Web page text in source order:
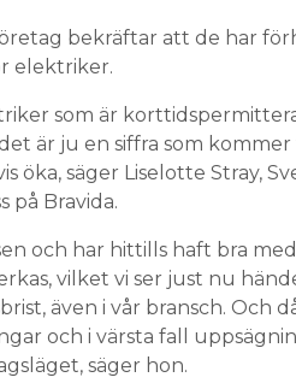
bekräftar att de har
elektriker.
som är
är ju en siffra som
öka, säger Liselotte Stray,
på Bravida.
och har hittills haft bra
vilket vi ser just nu
även i vår bransch. Och
och i värsta fall
säger hon.